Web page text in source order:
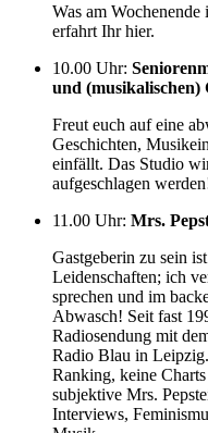
Was am
erfahrt Ihr hier.
10.00 Uhr:
und (musikalischen)
Freut euch auf eine
Geschichten,
einfällt. Das Studio
aufgeschlagen
11.00 Uhr: Mrs.
Gastgeberin zu sein
Leidenschaften; ich
sprechen und im
Abwasch! Seit fast
Radiosendung mit
Radio Blau in
Ranking, keine
subjektive Mrs.
Interviews,